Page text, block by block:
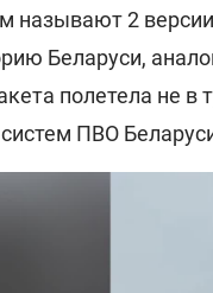
называют 2
Беларуси,
полетела не в
ПВО